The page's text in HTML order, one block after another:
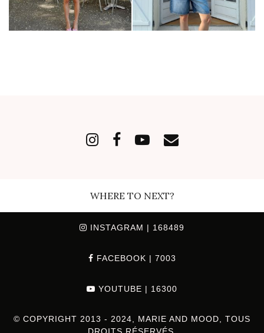
WHERE TO NEXT?
INSTAGRAM | 168489
FACEBOOK | 7003
YOUTUBE | 16300
© COPYRIGHT 2013 - 2024, MARIE AND MOOD, TOUS
DROITS RÉSERVÉS.